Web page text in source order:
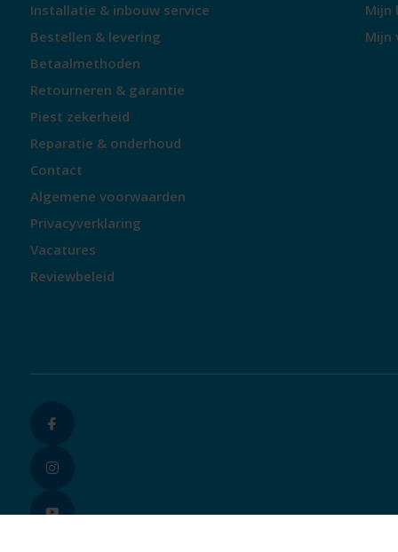
Installatie & inbouw service
Bestellen & levering
Betaalmethoden
Retourneren & garantie
Piest zekerheid
Reparatie & onderhoud
Contact
Algemene voorwaarden
Privacyverklaring
Vacatures
Reviewbeleid
Mijn
Mijn